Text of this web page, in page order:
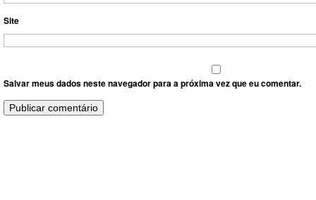
Site
Salvar meus dados neste navegador para a próxima vez que eu comentar.